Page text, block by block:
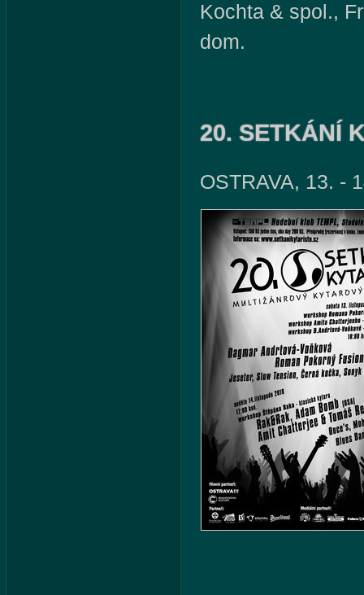
Kochta & spol.,
dom.
20. SETKÁNÍ
OSTRAVA, 13. -